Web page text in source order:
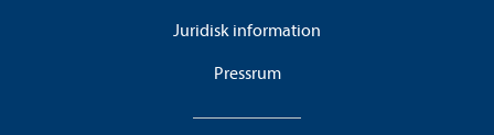
Juridisk information
Pressrum